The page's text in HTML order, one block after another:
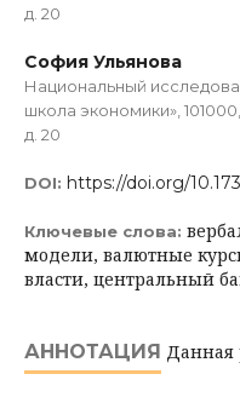
д. 20
София Ульянова
Национальный
школа экономики»,
д. 20
DOI: https://doi.org/
Ключевые слова:
модели, валютные
власти, центральный
АННОТАЦИЯ Данная